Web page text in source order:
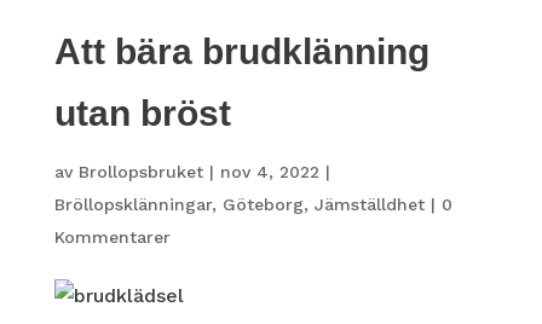
Att bära brudklänning
utan bröst
av Brollopsbruket| nov 4, 2022 |
Bröllopsklänningar, Göteborg, Jämställdhet| 0
Kommentarer